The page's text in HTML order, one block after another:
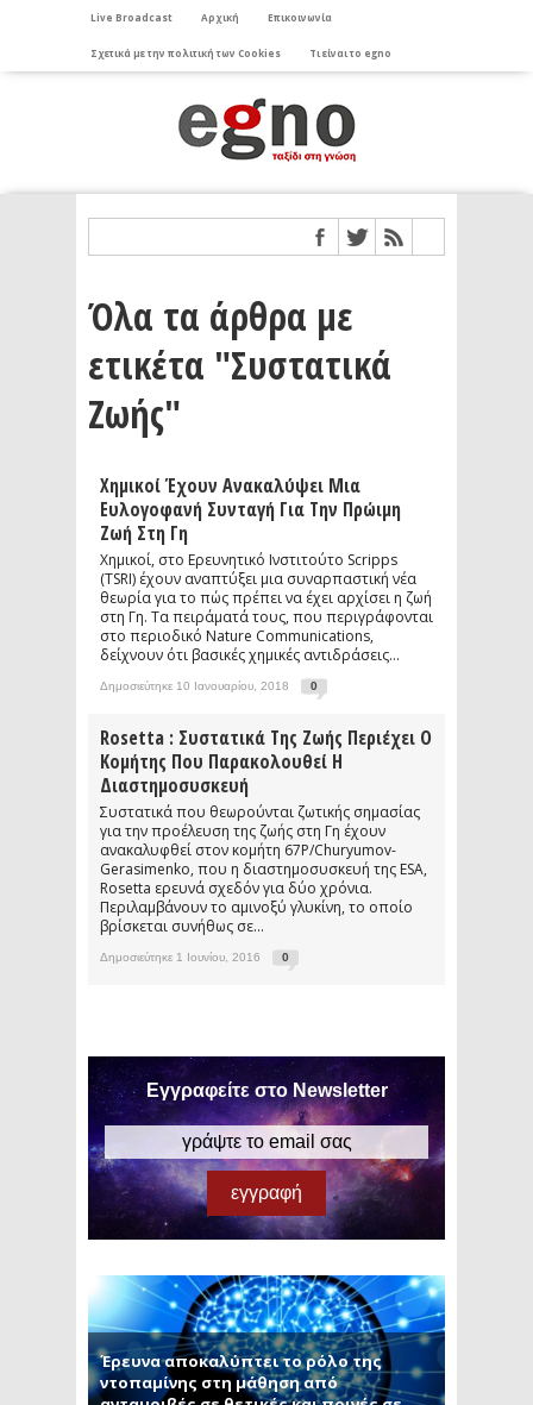
Live Broadcast Αρχική Επικοινωνία
Σχετικά με την πολιτική των Cookies Τι είναι το egno
Όλα τα άρθρα με
ετικέτα "Συστατικά
Ζωής"
Χημικοί Έχουν Ανακαλύψει Μια
Ευλογοφανή Συνταγή Για Την Πρώιμη
Ζωή Στη Γη
Χημικοί, στο Ερευνητικό Ινστιτούτο Scripps
(TSRI) έχουν αναπτύξει μια συναρπαστική νέα
θεωρία για το πώς πρέπει να έχει αρχίσει η ζωή
στη Γη. Τα πειράματά τους, που περιγράφονται
στο περιοδικό Nature Communications,
δείχνουν ότι βασικές χημικές αντιδράσεις...
Δημοσιεύτηκε 10 Ιανουαρίου, 2018 0
Rosetta : Συστατικά Της Ζωής Περιέχει Ο
Κομήτης Που Παρακολουθεί Η
Διαστημοσυσκευή
Συστατικά που θεωρούνται ζωτικής σημασίας
για την προέλευση της ζωής στη Γη έχουν
ανακαλυφθεί στον κομήτη 67P/Churyumov-
Gerasimenko, που η διαστημοσυσκευή της ESA,
Rosetta ερευνά σχεδόν για δύο χρόνια.
Περιλαμβάνουν το αμινοξύ γλυκίνη, το οποίο
βρίσκεται συνήθως σε...
Δημοσιεύτηκε 1 Ιουνίου, 2016 0
Εγγραφείτε στο Newsletter
Έρευνα αποκαλύπτει το ρόλο της
ντοπαμίνης στη μάθηση από